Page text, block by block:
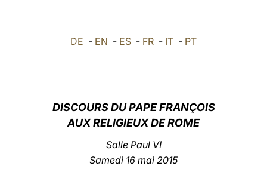
中文
DE - EN - ES - FR - IT - PT
DISCOURS DU PAPE FRANÇOIS
AUX RELIGIEUX DE ROME
Salle Paul VI
Samedi 16 mai 2015